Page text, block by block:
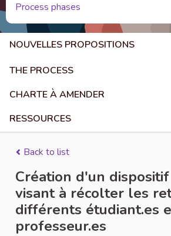
Process phases
NOUVELLES PROPOSITIONS
THE PROCESS
CHARTE À AMENDER
RESSOURCES
Back to list
Création d'un
visant à récolter les
différents étudiant.es
professeur.es